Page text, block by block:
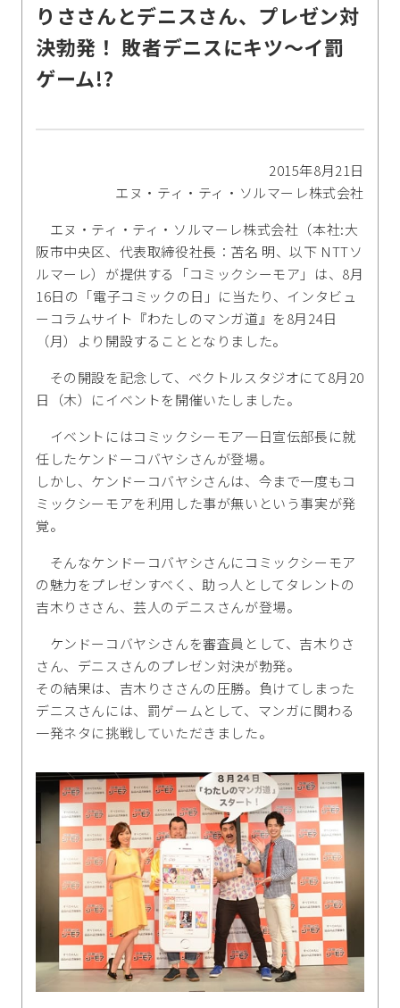
りささんとデニスさん、プレゼン対
決勃発！ 敗者デニスにキツ～イ罰
ゲーム!?
2015年8月21日
エヌ・ティ・ティ・ソルマーレ株式会社
エヌ・ティ・ティ・ソルマーレ株式会社（本社:大
阪市中央区、代表取締役社長：苫名 明、以下 NTTソ
ルマーレ）が提供する「コミックシーモア」は、8月
16日の「電子コミックの日」に当たり、インタビュ
ーコラムサイト『わたしのマンガ道』を8月24日
（月）より開設することとなりました。
その開設を記念して、ベクトルスタジオにて8月20
日（木）にイベントを開催いたしました。
イベントにはコミックシーモア一日宣伝部長に就
任したケンドーコバヤシさんが登場。
しかし、ケンドーコバヤシさんは、今まで一度もコ
ミックシーモアを利用した事が無いという事実が発
覚。
そんなケンドーコバヤシさんにコミックシーモア
の魅力をプレゼンすべく、助っ人としてタレントの
吉木りささん、芸人のデニスさんが登場。
ケンドーコバヤシさんを審査員として、吉木りさ
さん、デニスさんのプレゼン対決が勃発。
その結果は、吉木りささんの圧勝。負けてしまった
デニスさんには、罰ゲームとして、マンガに関わる
一発ネタに挑戦していただきました。